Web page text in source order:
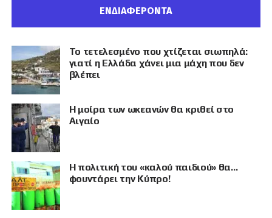
ΕΝΔΙΑΦΕΡΟΝΤΑ
Το τετελεσμένο που χτίζεται σιωπηλά:
γιατί η Ελλάδα χάνει μια μάχη που δεν
βλέπει
Η μοίρα των ωκεανών θα κριθεί στο
Αιγαίο
Η πολιτική του «καλού παιδιού» θα…
φουντάρει την Κύπρο!